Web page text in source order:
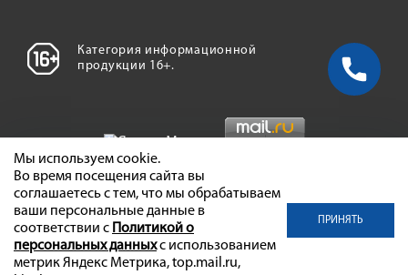
Категория информационной
продукции 16+.
Мы используем cookie.
Во время посещения сайта вы
соглашаетесь с тем, что мы обрабатываем
ваши персональные данные в
соответствии с Политикой о
персональных данныхс использованием
метрик Яндекс Метрика, top.mail.ru,
ПРИНЯТЬ